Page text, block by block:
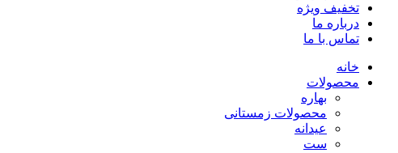
تخفیف ویژه
درباره ما
تماس با ما
خانه
محصولات
بهاره
محصولات زمستانی
عیدانه
ست